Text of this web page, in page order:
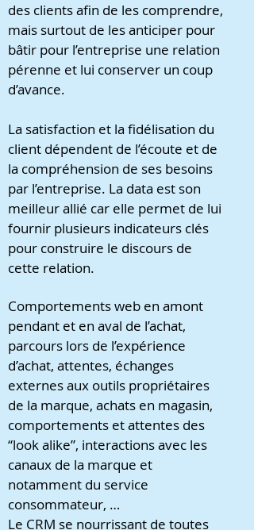
des clients afin de les comprendre,
mais surtout de les anticiper pour
bâtir pour l’entreprise une relation
pérenne et lui conserver un coup
d’avance.
La satisfaction et la fidélisation du
client dépendent de l’écoute et de
la compréhension de ses besoins
par l’entreprise. La data est son
meilleur allié car elle permet de lui
fournir plusieurs indicateurs clés
pour construire le discours de
cette relation.
Comportements web en amont
pendant et en aval de l’achat,
parcours lors de l’expérience
d’achat, attentes, échanges
externes aux outils propriétaires
de la marque, achats en magasin,
comportements et attentes des
“look alike”, interactions avec les
canaux de la marque et
notamment du service
consommateur, …
Le CRM se nourrissant de toutes